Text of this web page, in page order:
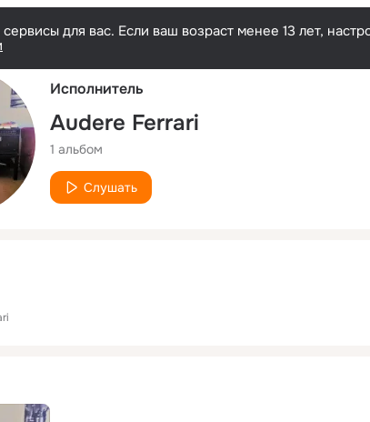
для вас. Если ваш возраст менее 13 лет,
Исполнитель
Audere Ferrari
1 альбом
Слушать